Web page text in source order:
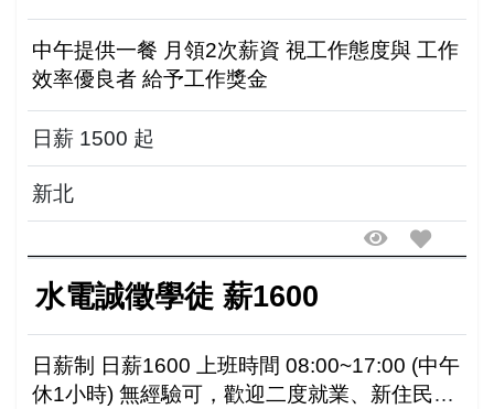
中午提供一餐 月領2次薪資 視工作態度與 工作
效率優良者 給予工作獎金
日薪 1500 起
新北
水電誠徵學徒 薪1600
日薪制 日薪1600 上班時間 08:00~17:00 (中午
休1小時) 無經驗可，歡迎二度就業、新住民加